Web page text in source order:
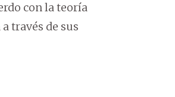
con la teoría
través de sus